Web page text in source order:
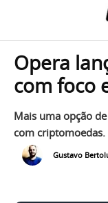
Opera
com foco
Mais uma opção
com criptomoedas.
Gustavo